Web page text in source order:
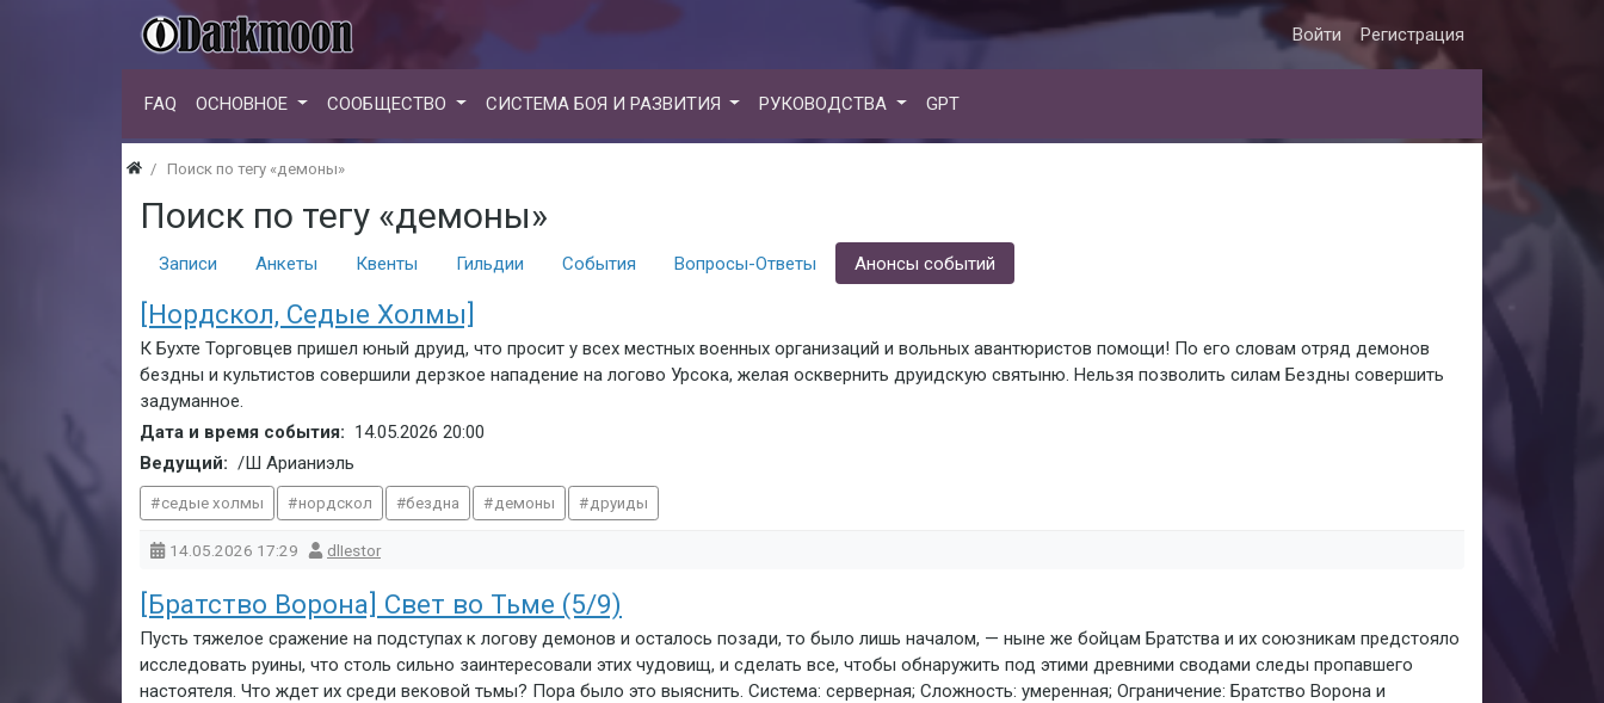
Войти Регистрация
FAQ ОСНОВНОЕ СООБЩЕСТВО СИСТЕМА БОЯ И РАЗВИТИЯ РУКОВОДСТВА GPT
Поиск по тегу «демоны»
Поиск по тегу «демоны»
Записи Анкеты Квенты Гильдии События Вопросы-Ответы Анонсы событий
[Нордскол, Седые Холмы]
К Бухте Торговцев пришел юный друид, что просит у всех местных военных организаций и вольных авантюристов помощи! По его словам отряд демонов
бездны и культистов совершили дерзкое нападение на логово Урсока, желая осквернить друидскую святыню. Нельзя позволить силам Бездны совершить
задуманное.
Дата и время события: 14.05.2026 20:00
Ведущий: /Ш Арианиэль
седые холмы нордскол бездна демоны друиды
14.05.2026 17:29 dlIestor
[Братство Ворона] Свет во Тьме (5/9)
Пусть тяжелое сражение на подступах к логову демонов и осталось позади, то было лишь началом, — ныне же бойцам Братства и их союзникам предстояло
исследовать руины, что столь сильно заинтересовали этих чудовищ, и сделать все, чтобы обнаружить под этими древними сводами следы пропавшего
настоятеля. Что ждет их среди вековой тьмы? Пора было это выяснить. Система: серверная; Сложность: умеренная; Ограничение: Братство Ворона и